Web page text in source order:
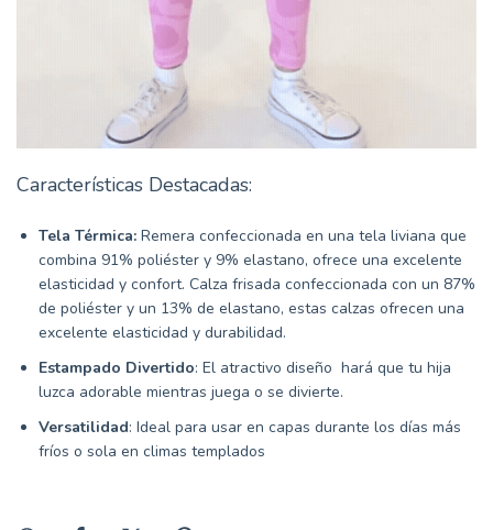
Características Destacadas:
Tela Térmica: Remera confeccionada en una tela liviana que
combina 91% poliéster y 9% elastano, ofrece una excelente
elasticidad y confort. Calza frisada confeccionada con un 87%
de poliéster y un 13% de elastano, estas calzas ofrecen una
excelente elasticidad y durabilidad.
Estampado Divertido: El atractivo diseño hará que tu hija
luzca adorable mientras juega o se divierte.
Versatilidad: Ideal para usar en capas durante los días más
fríos o sola en climas templados